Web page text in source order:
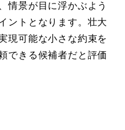
情景が目に浮かぶよう
ントとなります。壮大
現可能な小さな約束を
できる候補者だと評価